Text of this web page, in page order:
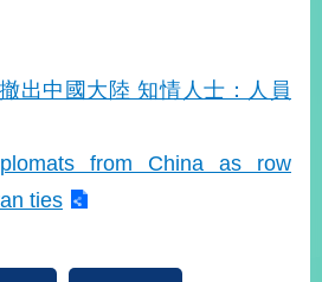
出中國大陸 知情人士：人員
from China as row
ties